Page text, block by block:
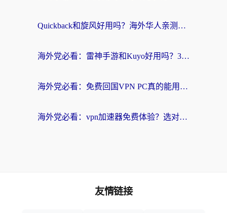
Quickback和旋风好用吗？海外华人亲测：选对回国加速器才能无缝看央视5
海外党必看：雷神手游和Kuyo好用吗？3款回国加速器实测+避坑指南
海外党必看：免费回国VPN PC真的能用？附国内高速VPN选择全攻略
海外党必看：vpn加速器免费体验？选对回国加速器才能无缝刷国内剧玩国服
友情链接